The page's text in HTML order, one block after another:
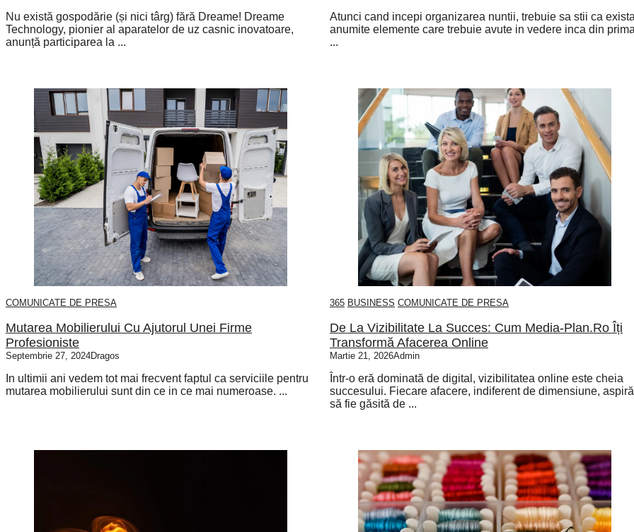
Nu există gospodărie (și nici târg) fără Dreame! Dreame
Technology, pionier al aparatelor de uz casnic inovatoare,
anunță participarea la ...
Atunci cand incepi organizarea nuntii, trebuie sa stii ca
anumite elemente care trebuie avute in vedere inca din
...
COMUNICATE DE PRESA
Mutarea Mobilierului Cu Ajutorul Unei Firme
Profesioniste
Septembrie 27, 2024Dragos
In ultimii ani vedem tot mai frecvent faptul ca serviciile pentru
mutarea mobilierului sunt din ce in ce mai numeroase. ...
365 BUSINESS COMUNICATE DE PRESA
De La Vizibilitate La Succes: Cum Media-Plan.ro Îți
Transformă Afacerea Online
Martie 21, 2026Admin
Într-o eră dominată de digital, vizibilitatea online este cheia
succesului. Fiecare afacere, indiferent de dimensiune, aspiră
să fie găsită de ...